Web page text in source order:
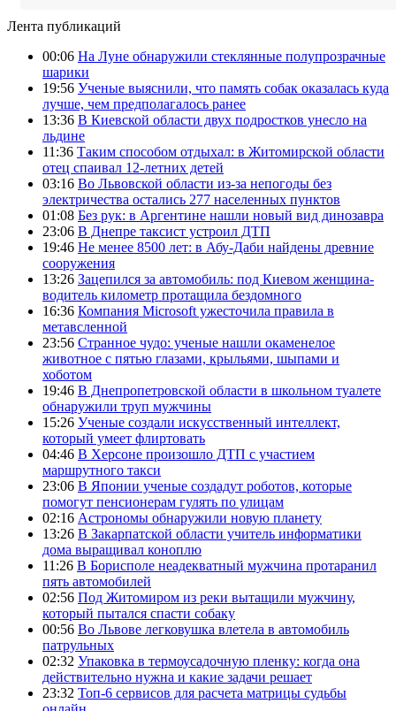
Лента публикаций
00:06 На Луне обнаружили стеклянные полупрозрачные
шарики
19:56 Ученые выяснили, что память собак оказалась куда
лучше, чем предполагалось ранее
13:36 В Киевской области двух подростков унесло на
льдине
11:36 Таким способом отдыхал: в Житомирской области
отец спаивал 12-летних детей
03:16 Во Львовской области из-за непогоды без
электричества остались 277 населенных пунктов
01:08 Без рук: в Аргентине нашли новый вид динозавра
23:06 В Днепре таксист устроил ДТП
19:46 Не менее 8500 лет: в Абу-Даби найдены древние
сооружения
13:26 Зацепился за автомобиль: под Киевом женщина-
водитель километр протащила бездомного
16:36 Компания Microsoft ужесточила правила в
метавсленной
23:56 Странное чудо: ученые нашли окаменелое
животное с пятью глазами, крыльями, шыпами и
хоботом
19:46 В Днепропетровской области в школьном туалете
обнаружили труп мужчины
15:26 Ученые создали искусственный интеллект,
который умеет флиртовать
04:46 В Херсоне произошло ДТП с участием
маршрутного такси
23:06 В Японии ученые создадут роботов, которые
помогут пенсионерам гулять по улицам
02:16 Астрономы обнаружили новую планету
13:26 В Закарпатской области учитель информатики
дома выращивал коноплю
11:26 В Борисполе неадекватный мужчина протаранил
пять автомобилей
02:56 Под Житомиром из реки вытащили мужчину,
который пытался спасти собаку
00:56 Во Львове легковушка влетела в автомобиль
патрульных
02:32 Упаковка в термоусадочную пленку: когда она
действительно нужна и какие задачи решает
23:32 Топ-6 сервисов для расчета матрицы судьбы